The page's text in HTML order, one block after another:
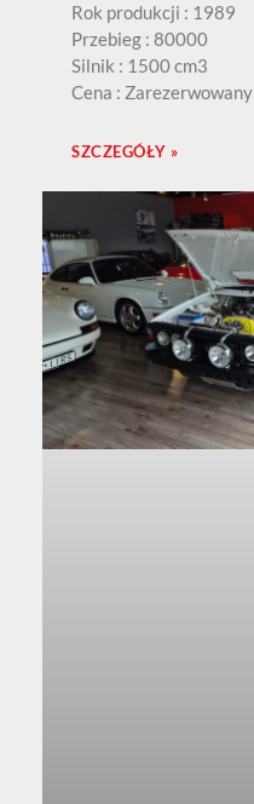
Rok produkcji : 1989
Przebieg : 80000
Silnik : 1500 cm3
Cena : Zarezerwowany
SZCZEGÓŁY »